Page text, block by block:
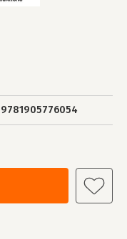
9781905776054